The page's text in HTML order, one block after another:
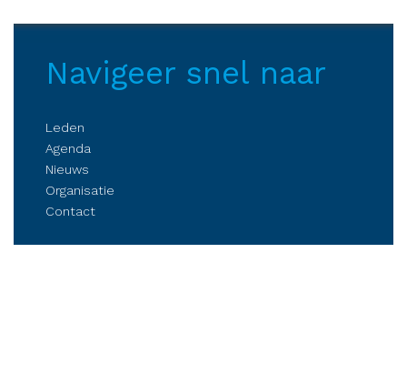
Navigeer snel naar
Leden
Agenda
Nieuws
Organisatie
Contact